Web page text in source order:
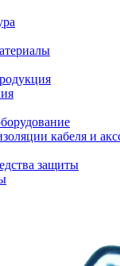
кабеля и
защиты